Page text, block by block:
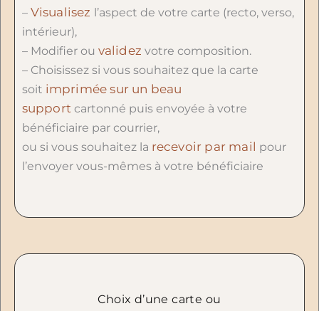
– Visualisez l’aspect de votre carte (recto, verso,
intérieur),
– Modifier ou validez votre composition.
– Choisissez si vous souhaitez que la carte
soit imprimée sur un beau
supportcartonné puis envoyée à votre
bénéficiaire par courrier,
ou si vous souhaitez la recevoir par mail pour
l’envoyer vous-mêmes à votre bénéficiaire
Choix d’une carte ou